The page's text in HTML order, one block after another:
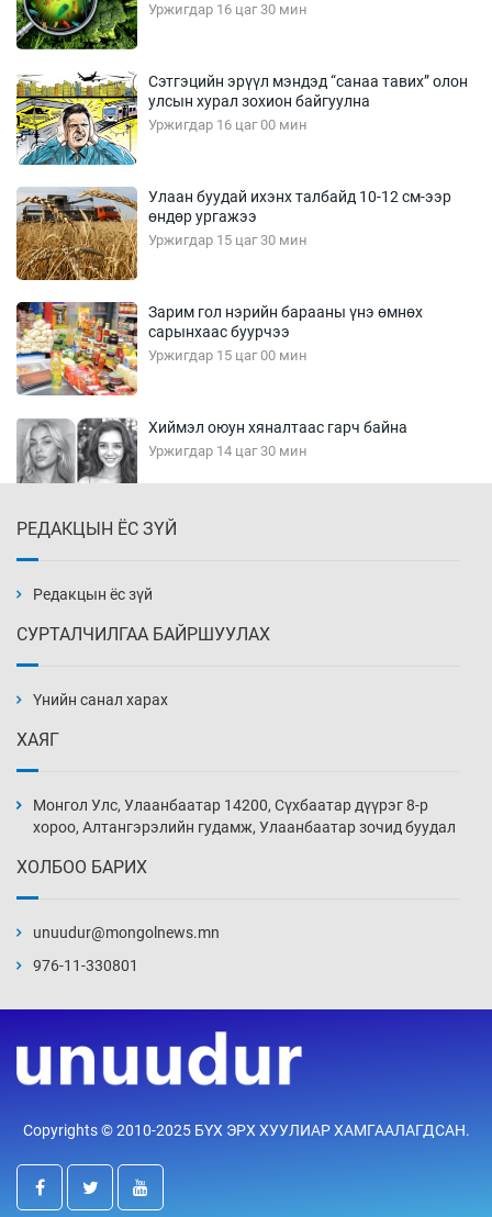
Уржигдар 16 цаг 30 мин
Сэтгэцийн эрүүл мэндэд “санаа тавих” олон
улсын хурал зохион байгуулна
Уржигдар 16 цаг 00 мин
Улаан буудай ихэнх талбайд 10-12 см-ээр
өндөр ургажээ
Уржигдар 15 цаг 30 мин
Зарим гол нэрийн барааны үнэ өмнөх
сарынхаас буурчээ
Уржигдар 15 цаг 00 мин
Хиймэл оюун хяналтаас гарч байна
Уржигдар 14 цаг 30 мин
Уржигдар 14 цаг 00 мин
нэмэгджээ
Уржигдар 13 цаг 30 мин
Уржигдар 13 цаг 00 мин
Уржигдар 12 цаг 30 мин
үйлчилж буй гэв
Уржигдар 12 цаг 00 мин
РЕДАКЦЫН ЁС ЗҮЙ
Редакцын ёс зүй
СУРТАЛЧИЛГАА БАЙРШУУЛАХ
Үнийн санал харах
ХАЯГ
Монгол Улс, Улаанбаатар 14200, Сүхбаатар дүүрэг 8-р
хороо, Алтангэрэлийн гудамж, Улаанбаатар зочид буудал
ХОЛБОО БАРИХ
unuudur@mongolnews.mn
976-11-330801
Copyrights © 2010-2025 БҮХ ЭРХ ХУУЛИАР ХАМГААЛАГДСАН.